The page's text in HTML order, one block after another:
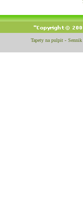
Tapety na pulpit -